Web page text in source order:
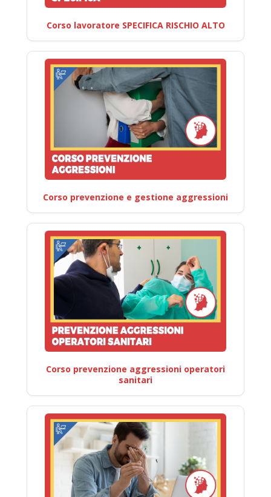
Corso lavoratore SPECIFICA RISCHIO ALTO
Corso prevenzione e gestione aggressioni
Corso prevenzione aggressioni operatori
sanitari